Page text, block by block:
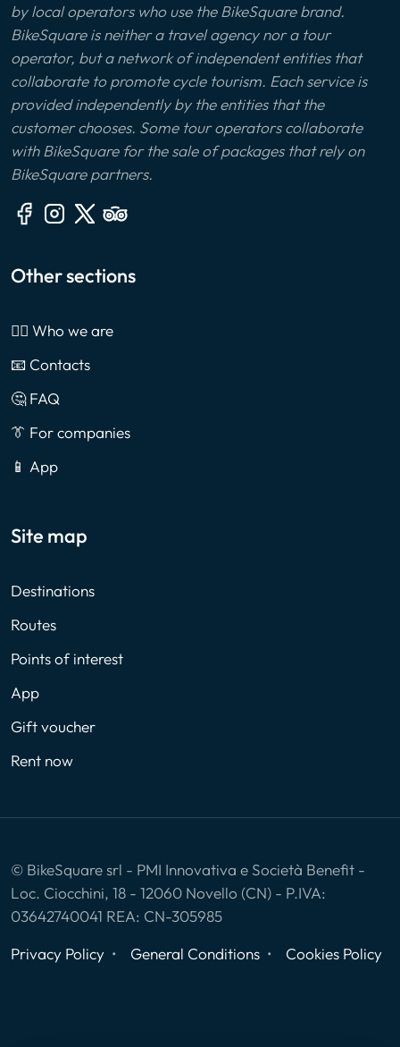
by local operators who use the BikeSquare brand.
BikeSquare is neither a travel agency nor a tour
operator, but a network of independent entities that
collaborate to promote cycle tourism. Each service is
provided independently by the entities that the
customer chooses. Some tour operators collaborate
with BikeSquare for the sale of packages that rely on
BikeSquare partners.
Other sections
🙎‍♂️ Who we are
📧 Contacts
🤔 FAQ
👔 For companies
📱 App
Site map
Destinations
Routes
Points of interest
App
Gift voucher
Rent now
© BikeSquare srl - PMI Innovativa e Società Benefit -
Loc. Ciocchini, 18 - 12060 Novello (CN) - P.IVA:
03642740041 REA: CN-305985
Privacy Policy
General Conditions Cookies Policy